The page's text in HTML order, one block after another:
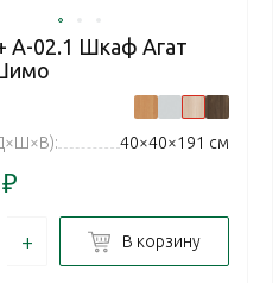
А-02.1 Шкаф Агат
40×40×191 см
₽
+ В корзину